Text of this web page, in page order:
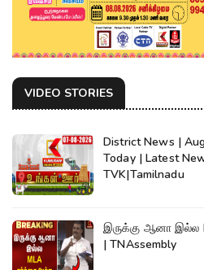
VIDEO STORIES
District News |
Today | Latest
TVK|Tamilnadu
இருக்கு ஆனா இல்ல
| TNAssembly